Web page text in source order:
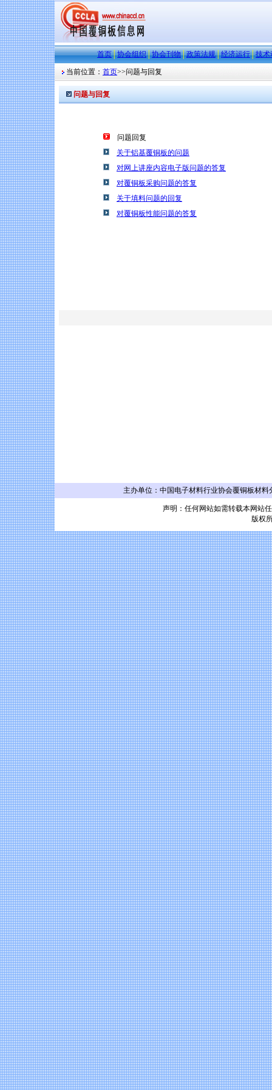
首页│协会组织│协会刊物│政策法规│经济运行│技术
当前位置： 首页>>问题与回复
问题与回复
问题回复
关于铝基覆铜板的问题
对网上讲座内容电子版问题的答复
对覆铜板采购问题的答复
关于填料问题的回复
对覆铜板性能问题的答复
主办单位：中国电子材料行业协会覆铜板材
声明：任何网站如需转载本网站
版权